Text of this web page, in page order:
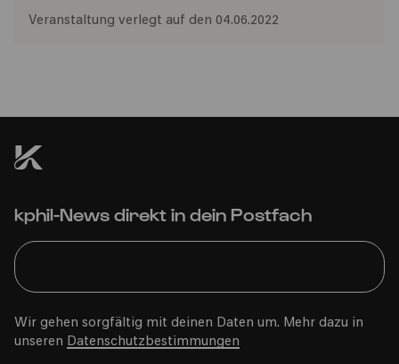
Veranstaltung verlegt auf den 04.06.2022
kphil-News direkt in dein Postfach
Wir gehen sorgfältig mit deinen Daten um. Mehr dazu in
unseren Datenschutzbestimmungen